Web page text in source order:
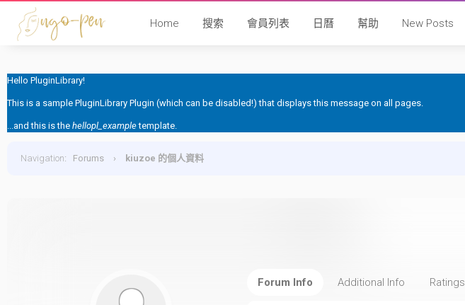
Home 搜索 會員列表 日曆 幫助 New Posts
Hello PluginLibrary!
This is a sample PluginLibrary Plugin (which can be disabled!) that displays this message on all pages.
...and this is the hellopl_exampletemplate.
Navigation: Forums › kiuzoe 的個人資料
Forum Info Additional Info Ratings